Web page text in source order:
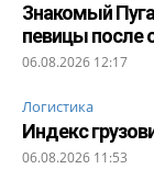
Знакомый
певицы после
06.08.2026 12:17
Логистика
Индекс
06.08.2026 11:53